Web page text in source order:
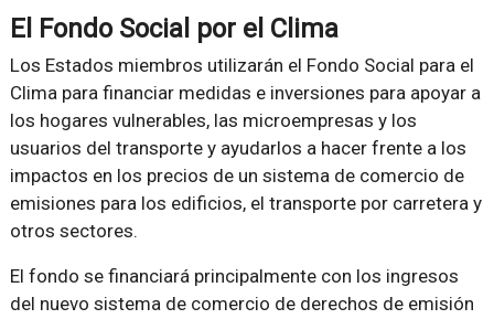
El Fondo Social por el Clima
Los Estados miembros utilizarán el Fondo Social para el
Clima para financiar medidas e inversiones para apoyar a
los hogares vulnerables, las microempresas y los
usuarios del transporte y ayudarlos a hacer frente a los
impactos en los precios de un sistema de comercio de
emisiones para los edificios, el transporte por carretera y
otros sectores.
El fondo se financiará principalmente con los ingresos
del nuevo sistema de comercio de derechos de emisión